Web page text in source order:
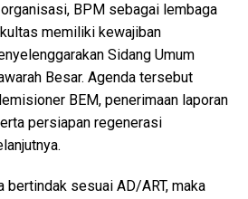
BPM sebagai lembaga
memiliki kewajiban
Sidang Umum
Besar. Agenda tersebut
BEM, penerimaan laporan
persiapan regenerasi
bertindak sesuai AD/ART, maka